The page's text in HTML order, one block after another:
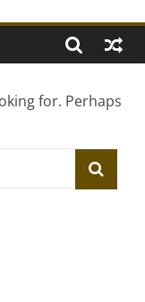
for. Perhaps